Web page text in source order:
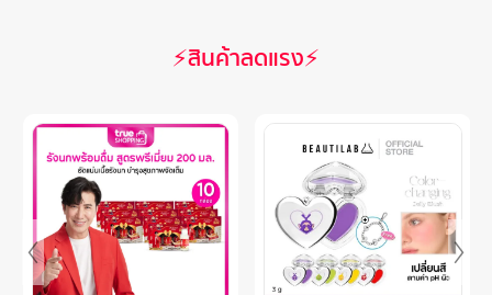
⚡สินค้าลดแรง⚡